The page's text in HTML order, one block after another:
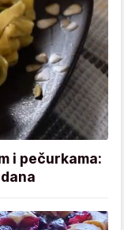
i pečurkama: